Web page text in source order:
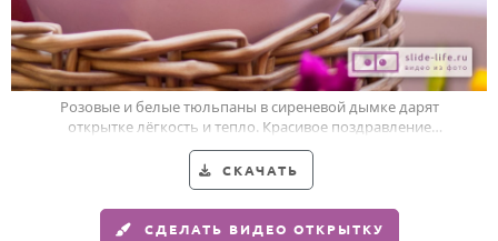
Мужчине
Маме
Папе
Розовые и белые тюльпаны в сиреневой дымке дарят
открытке лёгкость и тепло. Красивое поздравление
женщине с днём рождения.
СКАЧАТЬ
СДЕЛАТЬ ВИДЕО ОТКРЫТКУ